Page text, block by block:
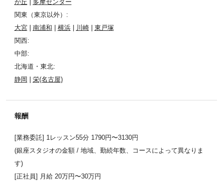
が丘 | 多摩センター
関東（東京以外）:
大宮| 南浦和 | 横浜| 川崎| 東戸塚
関西:
中部:
北海道・東北:
静岡 | 栄(名古屋)
報酬
[業務委託] 1レッスン55分 1790円〜3130円
(銀座スタジオの金額 / 地域、勤続年数、コースによって異なりま
す)
[正社員] 月給 20万円〜30万円